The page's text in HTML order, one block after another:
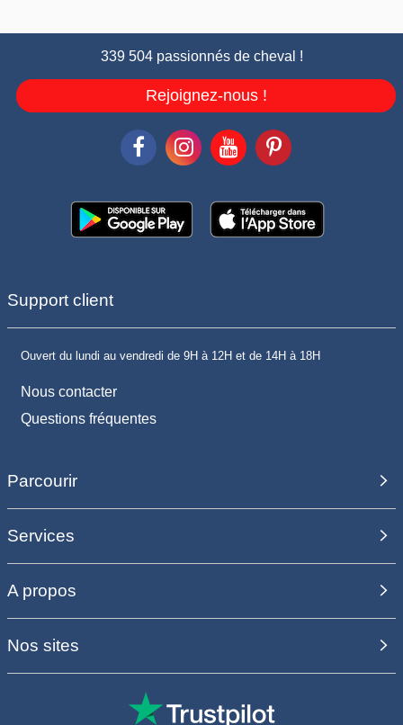
339 504 passionnés de cheval !
Rejoignez-nous !
Support client
Ouvert du lundi au vendredi de 9H à 12H et de 14H à 18H
Nous contacter
Questions fréquentes
Parcourir
Services
A propos
Nos sites